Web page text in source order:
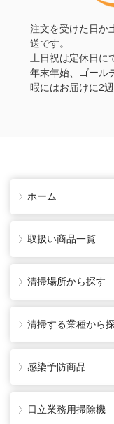
注文を受けた日か
送です。
土日祝は定休日に
年末年始、ゴール
暇にはお届けに2
ホーム
取扱い商品一覧
清掃場所から探す
清掃する業種から
感染予防商品
日立業務用掃除機